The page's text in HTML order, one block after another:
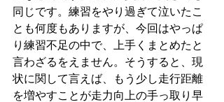
同じです。練習をやり過ぎて泣いたこ
とも何度もありますが、今回はやっぱ
り練習不足の中で、上手くまとめたと
言わざるをえません。そうすると、現
状に関して言えば、もう少し走行距離
を増やすことが走力向上の手っ取り早